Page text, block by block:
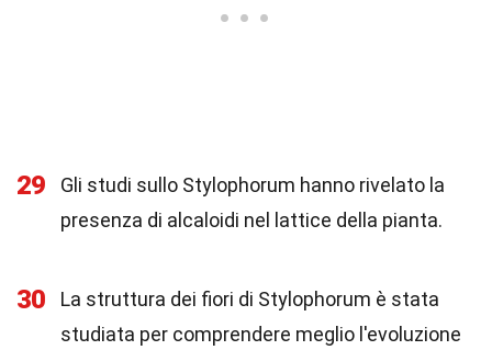
29
Gli studi sullo Stylophorum hanno rivelato la
presenza di alcaloidi nel lattice della pianta.
30
La struttura dei fiori di Stylophorum è stata
studiata per comprendere meglio l'evoluzione